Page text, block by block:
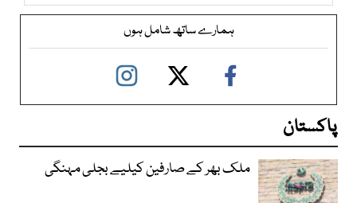
ہمارے ساتھ شامل ہوں
پاکستان
ملک بھر کے صارفین کیلیے بجلی مہنگی